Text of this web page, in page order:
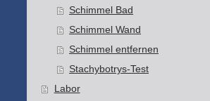
Schimmel Bad
Schimmel Wand
Schimmel entfernen
Stachybotrys-Test
Labor